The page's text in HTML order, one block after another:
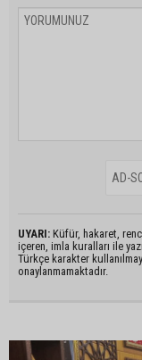
UYARI: Küfür, hakaret,
içeren, imla kuralları ile
Türkçe karakter
onaylanmamaktadır.